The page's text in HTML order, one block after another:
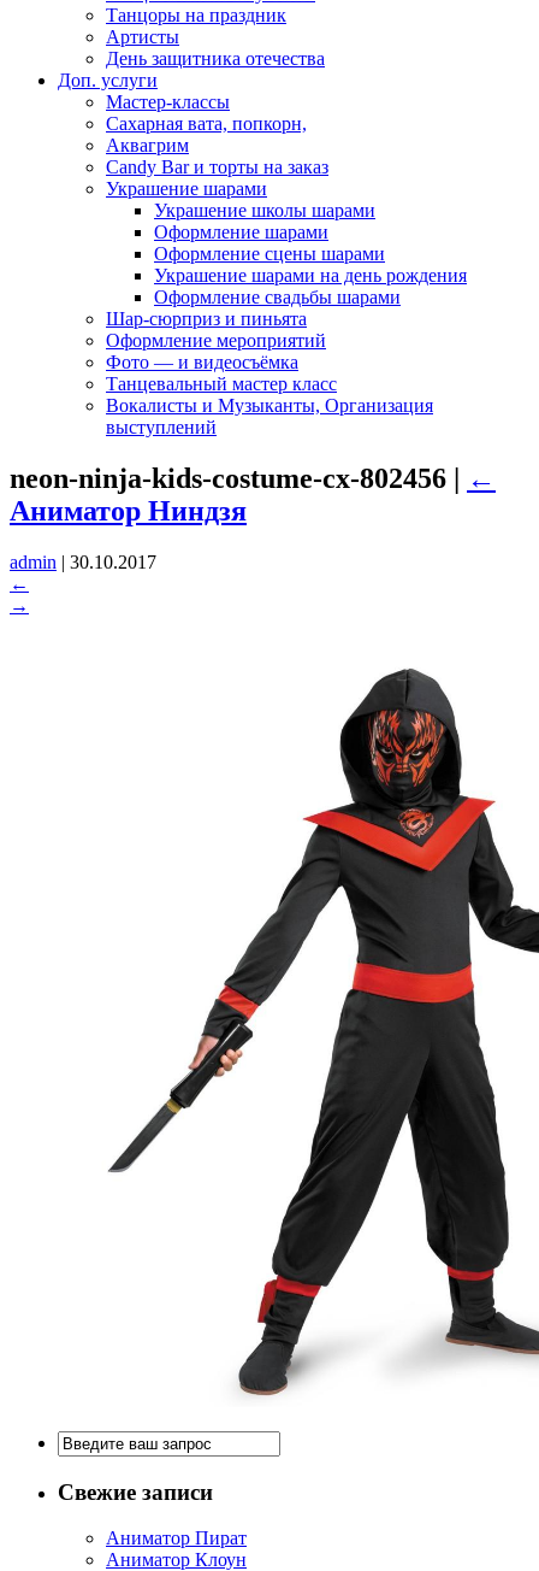
Танцоры на праздник
Артисты
День защитника отечества
Доп. услуги
Мастер-классы
Сахарная вата, попкорн,
Аквагрим
Candy Bar и торты на заказ
Украшение шарами
Украшение школы шарами
Оформление шарами
Оформление сцены шарами
Украшение шарами на день рождения
Оформление свадьбы шарами
Шар-сюрприз и пиньята
Оформление мероприятий
Фото — и видеосъёмка
Танцевальный мастер класс
Вокалисты и Музыканты, Организация
выступлений
neon-ninja-kids-costume-cx-802456 | ←
Аниматор Ниндзя
admin | 30.10.2017
←
→
Свежие записи
Аниматор Пират
Аниматор Клоун